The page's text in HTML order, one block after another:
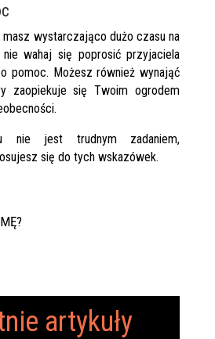
wystarczająco dużo czasu na
nie wahaj się poprosić przyjaciela
pomoc. Możesz również wynająć
zaopiekuje się Twoim ogrodem
nie jest trudnym zadaniem,
się do tych wskazówek.
artykuły